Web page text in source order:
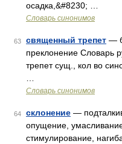
осадка,&#8230; …
Словарь синонимов
63 священный трепет —
преклонение Словарь
трепет сущ., кол во
Словарь синонимов
64 склонение —
опущение,
стимулирование,